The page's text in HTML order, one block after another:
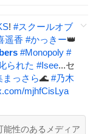
! #スクールオブ
遥香 #かっきー👑
#Monopoly #
られた #Isee...セ
っさら🌊 #乃木
mjhfCisLya
能性のあるメディア